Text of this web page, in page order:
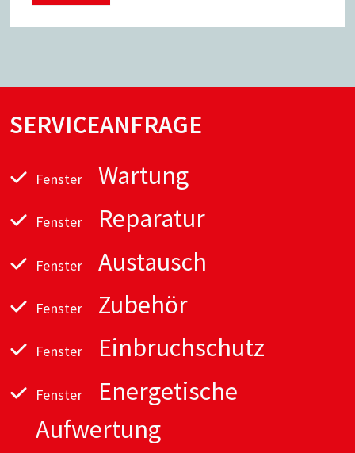
SERVICEANFRAGE
Fenster Wartung
Fenster Reparatur
Fenster Austausch
Fenster Zubehör
Fenster Einbruchschutz
Fenster
Energetische
Aufwertung